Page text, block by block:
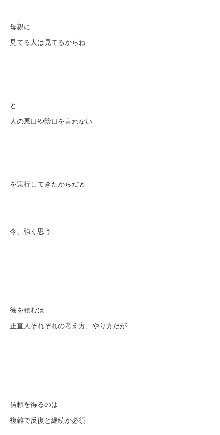
母親に
見てる人は見てるからね
と
人の悪口や陰口を言わない
を実行してきたからだと
今、強く思う
徳を積むは
正直人それぞれの考え方、やり方だが
信頼を得るのは
複雑で反復と継続か必須